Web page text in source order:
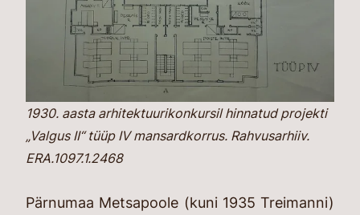
1930. aasta arhitektuurikonkursil hinnatud projekti
„Valgus II“ tüüp IV mansardkorrus. Rahvusarhiiv.
ERA.1097.1.2468
Pärnumaa Metsapoole (kuni 1935 Treimanni)